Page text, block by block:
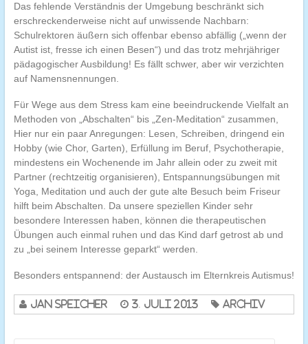
Das fehlende Verständnis der Umgebung beschränkt sich
erschreckenderweise nicht auf unwissende Nachbarn:
Schulrektoren äußern sich offenbar ebenso abfällig („wenn der
Autist ist, fresse ich einen Besen“) und das trotz mehrjähriger
pädagogischer Ausbildung! Es fällt schwer, aber wir verzichten
auf Namensnennungen.
Für Wege aus dem Stress kam eine beeindruckende Vielfalt an
Methoden von „Abschalten“ bis „Zen-Meditation“ zusammen,
Hier nur ein paar Anregungen: Lesen, Schreiben, dringend ein
Hobby (wie Chor, Garten), Erfüllung im Beruf, Psychotherapie,
mindestens ein Wochenende im Jahr allein oder zu zweit mit
Partner (rechtzeitig organisieren), Entspannungsübungen mit
Yoga, Meditation und auch der gute alte Besuch beim Friseur
hilft beim Abschalten. Da unsere speziellen Kinder sehr
besondere Interessen haben, können die therapeutischen
Übungen auch einmal ruhen und das Kind darf getrost ab und
zu „bei seinem Interesse geparkt“ werden.
Besonders entspannend: der Austausch im Elternkreis Autismus!
Jan Speicher 3. Juli 2013 Archiv